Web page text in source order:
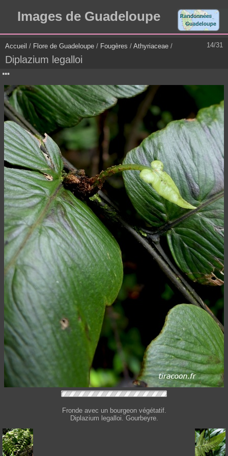
Images de Guadeloupe
14/31
Accueil / Flore de Guadeloupe / Fougères / Athyriaceae /
Diplazium legalloi
Fronde avec un bourgeon végétatif.
Diplazium legalloi. Gourbeyre.